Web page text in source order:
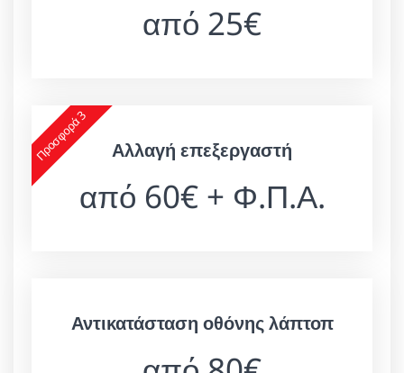
από 25€
Προσφορά 3 Αλλαγή επεξεργαστή
από 60€ + Φ.Π.Α.
Αντικατάσταση οθόνης λάπτοπ